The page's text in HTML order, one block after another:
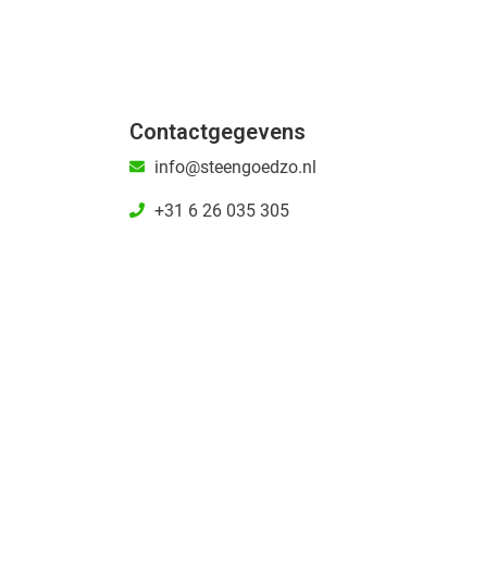
Contactgegevens
info@steengoedzo.nl
+31 6 26 035 305